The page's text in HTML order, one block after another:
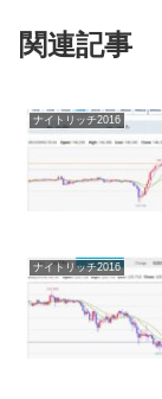
関連記事
ナイトリッチ2016
ナイトリッチ2016